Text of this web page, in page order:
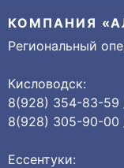
КОМПАНИЯ
Региональный
Кисловодск:
8(928) 354-83-
8(928) 305-90-
Ессентуки: